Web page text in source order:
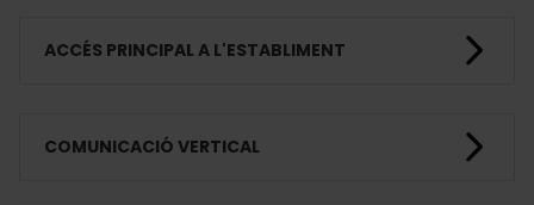
ACCÉS PRINCIPAL A L'ESTABLIMENT
COMUNICACIÓ VERTICAL